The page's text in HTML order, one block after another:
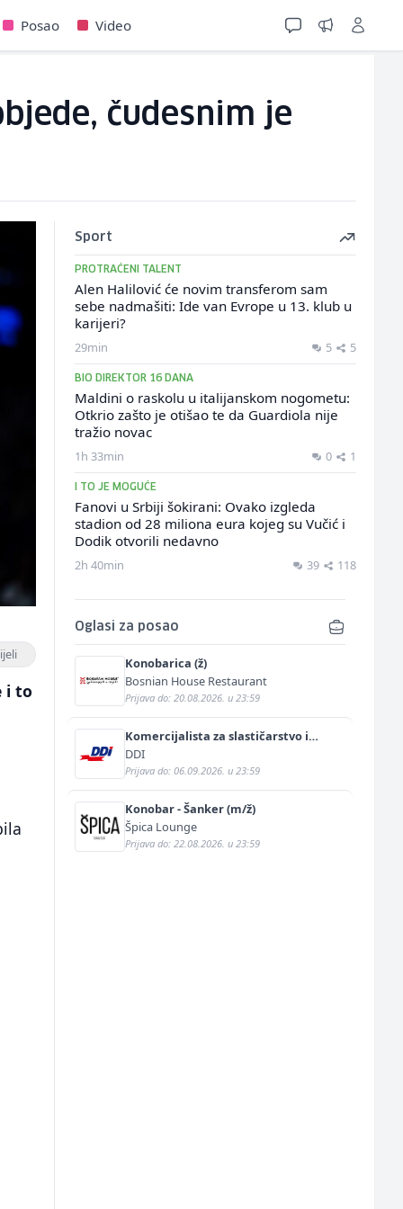
Posao Video
čudesnim je
i to
Sport
PROTRAĆENI TALENT
Alen Halilović će novim transferom sam
sebe nadmašiti: Ide van Evrope u 13. klub u
karijeri?
29min 5 5
BIO DIREKTOR 16 DANA
Maldini o raskolu u italijanskom nogometu:
Otkrio zašto je otišao te da Guardiola nije
tražio novac
1h 33min 0 1
I TO JE MOGUĆE
Fanovi u Srbiji šokirani: Ovako izgleda
stadion od 28 miliona eura kojeg su Vučić i
Dodik otvorili nedavno
2h 40min 39 118
Oglasi za posao
Konobarica (ž)
Bosnian House Restaurant
Prijava do: 20.08.2026. u 23:59
Komercijalista za slastičarstvo i
pekarstvo (m/ž)
DDI
Prijava do: 06.09.2026. u 23:59
Konobar - Šanker (m/ž)
Špica Lounge
Prijava do: 22.08.2026. u 23:59